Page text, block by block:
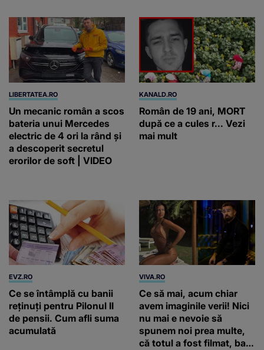
LIBERTATEA.RO
Un mecanic român a scos
bateria unui Mercedes
electric de 4 ori la rând și
a descoperit secretul
erorilor de soft | VIDEO
KANALD.RO
Român de 19 ani, MORT
după ce a cules r... Vezi
mai mult
EVZ.RO
Ce se întâmplă cu banii
reținuți pentru Pilonul II
de pensii. Cum afli suma
acumulată
VIVA.RO
Ce să mai, acum chiar
avem imaginile verii! Nici
nu mai e nevoie să
spunem noi prea multe,
că totul a fost filmat, ba